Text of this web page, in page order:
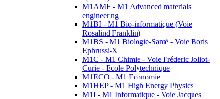
M1AME - M1 Advanced materials
engineering
M1BI - M1 Bio-informatique (Voie
Rosalind Franklin)
M1BS - M1 Biologie-Santé - Voie Boris
Ephrussi-X
M1C - M1 Chimie - Voie Fréderic Joliot-
Curie - Ecole Polytechnique
M1ECO - M1 Economie
M1HEP - M1 High Energy Physics
M1I - M1 Informatique - Voie Jacques